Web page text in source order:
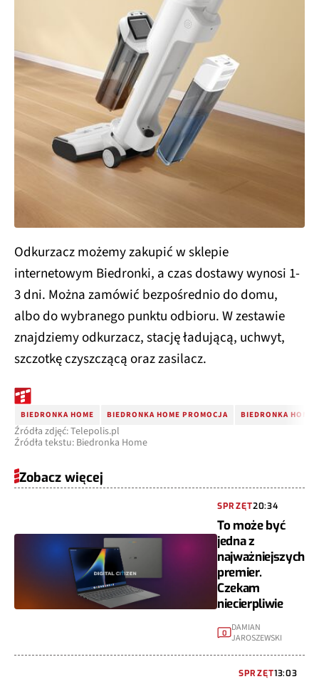
Odkurzacz możemy zakupić w sklepie
internetowym Biedronki, a czas dostawy wynosi 1-
3 dni. Można zamówić bezpośrednio do domu,
albo do wybranego punktu odbioru. W zestawie
znajdziemy odkurzacz, stację ładującą, uchwyt,
szczotkę czyszczącą oraz zasilacz.
BIEDRONKA HOME BIEDRONKA HOME PROMOCJA BIEDRONKA HOME
Źródła zdjęć: Telepolis.pl
Źródła tekstu: Biedronka Home
Zobacz więcej
SPRZĘT20:34
To może być
jedna z
najważniejszych
premier.
Czekam
niecierpliwie
0
DAMIAN
JAROSZEWSKI
SPRZĘT13:03